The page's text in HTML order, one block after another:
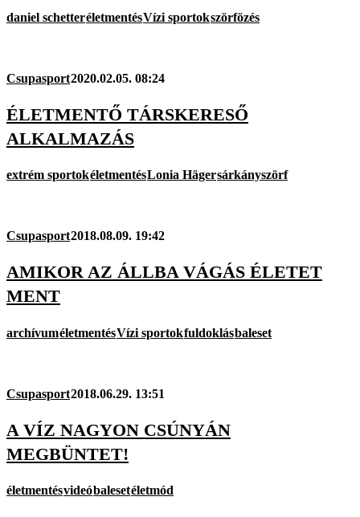
daniel schetteréletmentésVízi sportokszörfözés
Csupasport2020.02.05. 08:24
ÉLETMENTŐ TÁRSKERESŐ
ALKALMAZÁS
extrém sportokéletmentésLonia Hägersárkányszörf
Csupasport2018.08.09. 19:42
AMIKOR AZ ÁLLBA VÁGÁS ÉLETET
MENT
archívuméletmentésVízi sportokfuldoklásbaleset
Csupasport2018.06.29. 13:51
A VÍZ NAGYON CSÚNYÁN
MEGBÜNTET!
életmentésvideóbalesetéletmód